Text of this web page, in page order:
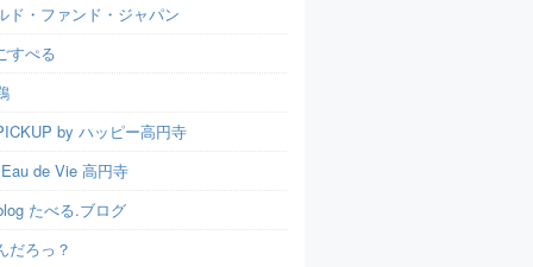
ド・ファンド・ジャパン
すぺる
by ハッピー高円寺
de Vie 高円寺
たべる.ブログ
だろっ？